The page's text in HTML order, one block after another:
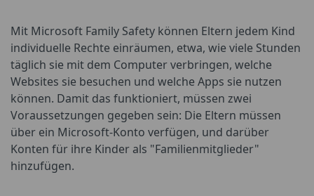
Mit Microsoft Family Safety können Eltern jedem Kind
individuelle Rechte einräumen, etwa, wie viele Stunden
täglich sie mit dem Computer verbringen, welche
Websites sie besuchen und welche Apps sie nutzen
können. Damit das funktioniert, müssen zwei
Voraussetzungen gegeben sein: Die Eltern müssen
über ein Microsoft-Konto verfügen, und darüber
Konten für ihre Kinder als "Familienmitglieder"
hinzufügen.